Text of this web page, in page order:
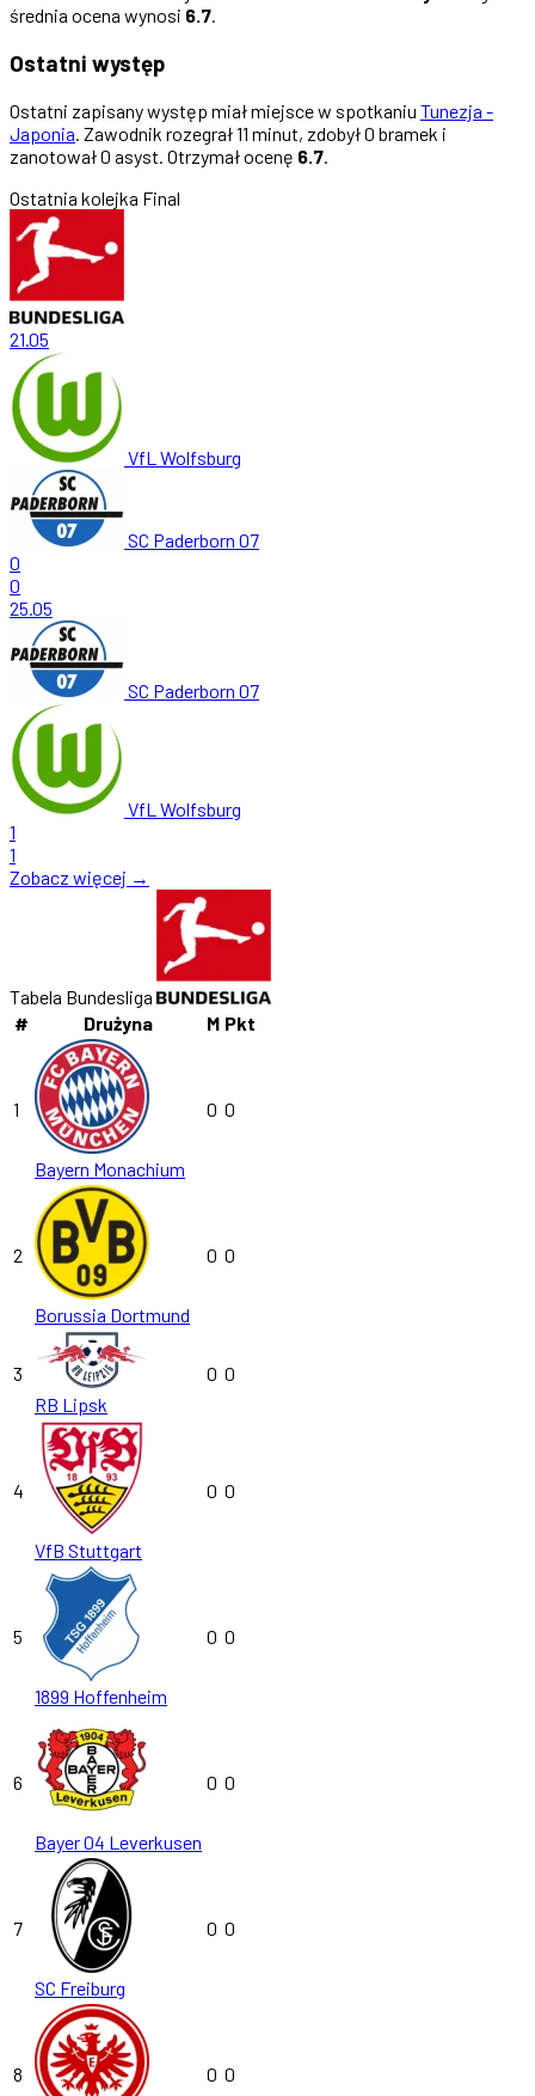
średnia ocena wynosi 6.7.
Ostatni występ
Ostatni zapisany występ miał miejsce w spotkaniu Tunezja -
Japonia . Zawodnik rozegrał 11 minut, zdobył 0 bramek i
zanotował 0 asyst. Otrzymał ocenę 6.7
Ostatnia kolejka Final
21.05
VfL Wolfsburg
SC Paderborn 07
0
0
25.05
SC Paderborn 07
VfL Wolfsburg
1
1
Zobacz więcej →
Tabela Bundesliga
#
Drużyna M Pkt
1
Bayern Monachium
0 0
2
Borussia Dortmund
0 0
3
RB Lipsk
0 0
4
VfB Stuttgart
0 0
5
1899 Hoffenheim
0 0
6
Bayer 04 Leverkusen
0 0
7
SC Freiburg
0 0
8 0 0